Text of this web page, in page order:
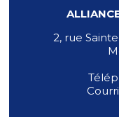
2, rue